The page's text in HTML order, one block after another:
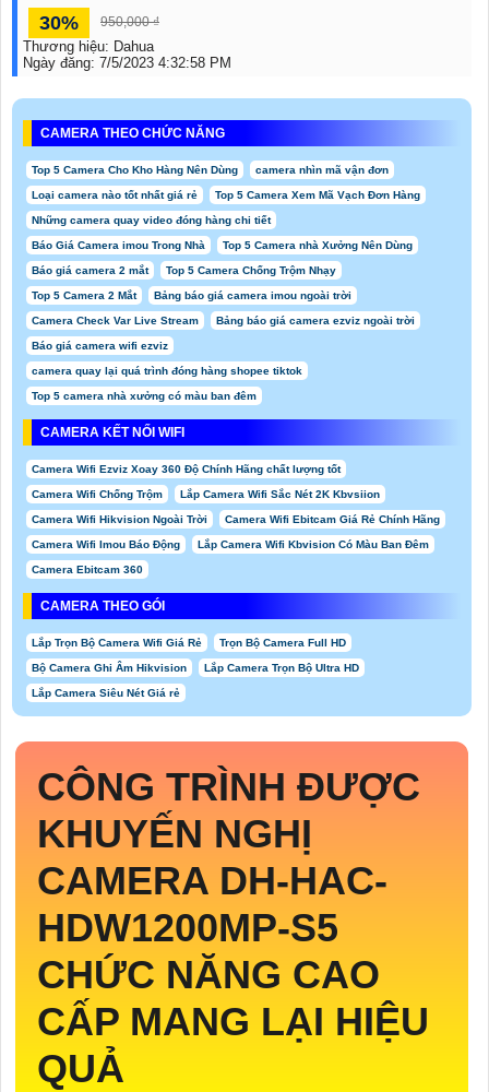
30% 950,000 ₫
Thương hiệu: Dahua
Ngày đăng: 7/5/2023 4:32:58 PM
CAMERA THEO CHỨC NĂNG
Top 5 Camera Cho Kho Hàng Nên Dùng camera nhìn mã vận đơn
Loại camera nào tốt nhất giá rẻ Top 5 Camera Xem Mã Vạch Đơn Hàng
Những camera quay video đóng hàng chi tiết
Báo Giá Camera imou Trong Nhà Top 5 Camera nhà Xưởng Nên Dùng
Báo giá camera 2 mắt Top 5 Camera Chống Trộm Nhạy
Top 5 Camera 2 Mắt Bảng báo giá camera imou ngoài trời
Camera Check Var Live Stream Bảng báo giá camera ezviz ngoài trời
Báo giá camera wifi ezviz
camera quay lại quá trình đóng hàng shopee tiktok
Top 5 camera nhà xưởng có màu ban đêm
CAMERA KẾT NỐI WIFI
Camera Wifi Ezviz Xoay 360 Độ Chính Hãng chất lượng tốt
Camera Wifi Chống Trộm Lắp Camera Wifi Sắc Nét 2K Kbvsiion
Camera Wifi Hikvision Ngoài Trời Camera Wifi Ebitcam Giá Rẻ Chính Hãng
Camera Wifi Imou Báo Động Lắp Camera Wifi Kbvision Có Màu Ban Đêm
Camera Ebitcam 360
CAMERA THEO GÓI
Lắp Trọn Bộ Camera Wifi Giá Rẻ Trọn Bộ Camera Full HD
Bộ Camera Ghi Âm Hikvision Lắp Camera Trọn Bộ Ultra HD
Lắp Camera Siêu Nét Giá rẻ
CÔNG TRÌNH ĐƯỢC
KHUYẾN NGHỊ
CAMERA DH-HAC-
HDW1200MP-S5
CHỨC NĂNG CAO
CẤP MANG LẠI HIỆU
QUẢ